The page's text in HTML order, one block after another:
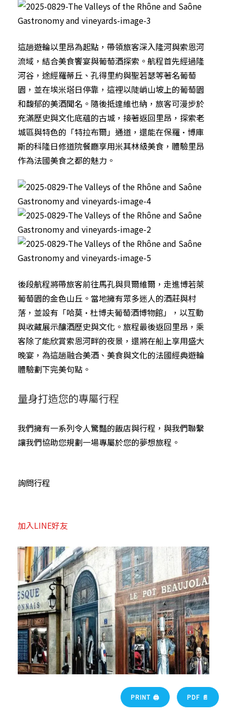
這趟遊輪以里昂為起點，帶領旅客深入隆河與索恩河
流域，結合美食饗宴與葡萄酒探索。航程首先經過隆
河谷，途經羅蒂丘、孔得里約與聖若瑟等著名葡萄
園，並在埃米塔日停靠，這裡以陡峭山坡上的葡萄園
和馥郁的美酒聞名。隨後抵達維也納，旅客可漫步於
充滿歷史與文化底蘊的古城，接著返回里昂，探索老
城區與特色的「特拉布爾」通道，還能在保羅·博庫
斯的科隆日修道院餐廳享用米其林級美食，體驗里昂
作為法國美食之都的魅力。
後段航程將帶旅客前往馬孔與貝爾維爾，走進博若萊
葡萄園的金色山丘。當地擁有眾多迷人的酒莊與村
落，並設有「哈莫·杜博夫葡萄酒博物館」，以互動
與收藏展示釀酒歷史與文化。旅程最後返回里昂，乘
客除了能欣賞索恩河畔的夜景，還將在船上享用盛大
晚宴，為這趟融合美酒、美食與文化的法國經典遊輪
體驗劃下完美句點。
量身打造您的專屬行程
我們擁有一系列令人驚豔的飯店與行程，與我們聯繫
讓我們協助您規劃一場專屬於您的夢想旅程。
詢問行程
加入LINE好友
PRINT 🖨 PDF 📄